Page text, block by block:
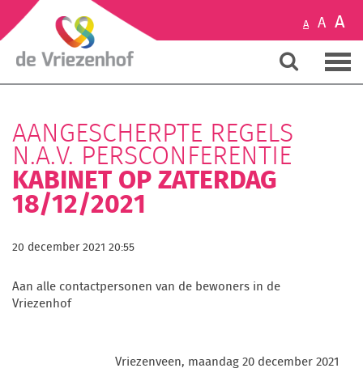
A A A
AANGESCHERPTE REGELS
N.A.V. PERSCONFERENTIE
KABINET OP ZATERDAG
18/12/2021
20 december 2021 20:55
Aan alle contactpersonen van de bewoners in de
Vriezenhof
Vriezenveen, maandag 20 december 2021